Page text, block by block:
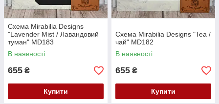
Схема Mirabilia Designs
"Lavender Mist / Лавандовий
туман" MD183
В наявності
655 ₴
Купити
Схема Mirabilia Designs "Tea /
чай" MD182
В наявності
655 ₴
Купити